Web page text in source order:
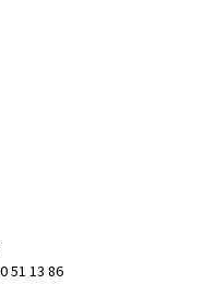
51 13 86